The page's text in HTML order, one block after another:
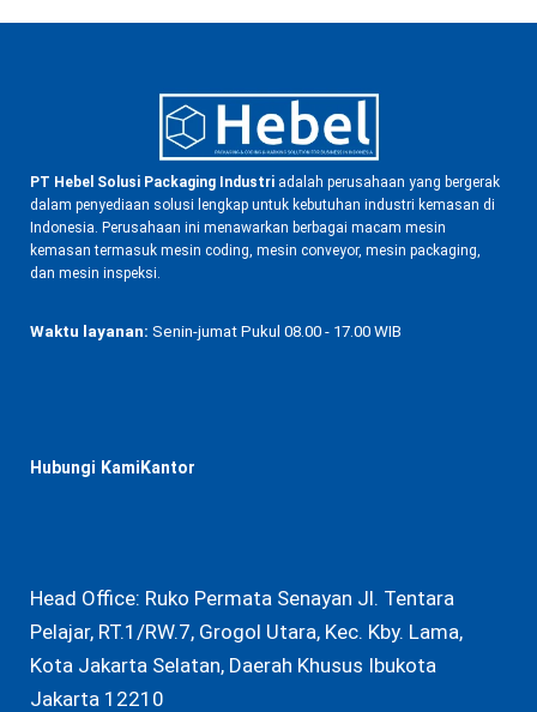
PT Hebel Solusi Packaging Industri adalah perusahaan yang bergerak
dalam penyediaan solusi lengkap untuk kebutuhan industri kemasan di
Indonesia. Perusahaan ini menawarkan berbagai macam mesin
kemasan termasuk mesin coding, mesin conveyor, mesin packaging,
dan mesin inspeksi.
Waktu layanan: Senin-jumat Pukul 08.00 - 17.00 WIB
Hubungi KamiKantor
Head Office: Ruko Permata Senayan Jl. Tentara
Pelajar, RT.1/RW.7, Grogol Utara, Kec. Kby. Lama,
Kota Jakarta Selatan, Daerah Khusus Ibukota
Jakarta 12210